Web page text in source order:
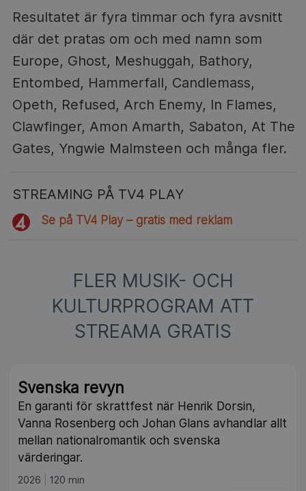
Resultatet är fyra timmar och fyra avsnitt
där det pratas om och med namn som
Europe, Ghost, Meshuggah, Bathory,
Entombed, Hammerfall, Candlemass,
Opeth, Refused, Arch Enemy, In Flames,
Clawfinger, Amon Amarth, Sabaton, At The
Gates, Yngwie Malmsteen och många fler.
STREAMING PÅ TV4 PLAY
Se på TV4 Play – gratis med reklam
FLER MUSIK- OCH
KULTURPROGRAM ATT
STREAMA GRATIS
Svenska revyn
En garanti för skrattfest när Henrik Dorsin,
Vanna Rosenberg och Johan Glans avhandlar allt
mellan nationalromantik och svenska
värderingar.
2026 120 min